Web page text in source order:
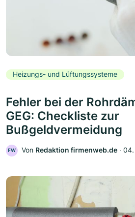
Heizungs- und Lüftungssysteme
Fehler bei der
GEG: Checkliste zur
Bußgeldvermeidung
FW Von Redaktion firmenweb.de ‧ 04.